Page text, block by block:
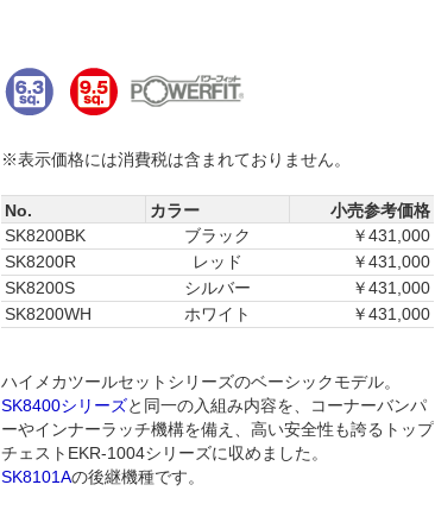
※表示価格には消費税は含まれておりません。
No. カラー
小売参考価格
SK8200BK
ブラック
￥431,000
SK8200R
レッド
￥431,000
SK8200S
シルバー
￥431,000
SK8200WH
ホワイト ￥431,000
ハイメカツールセットシリーズのベーシックモデル。
SK8400シリーズと同一の入組み内容を、コーナーバンパ
ーやインナーラッチ機構を備え、高い安全性も誇るトップ
チェストEKR-1004シリーズに収めました。
SK8101Aの後継機種です。